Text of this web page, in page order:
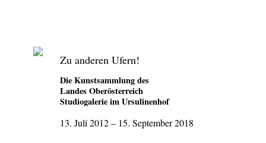
Zu anderen Ufern!
Die Kunstsammlung des
Landes Oberösterreich
Studiogalerie im Ursulinenhof
13. Juli 2012 – 15. September 2018